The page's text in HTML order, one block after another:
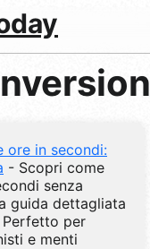
ore in secondi:
- Scopri come
senza
guida dettagliata
Perfetto per
e menti